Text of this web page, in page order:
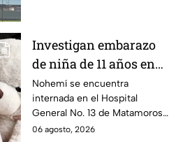
Investigan embarazo
de niña de 11 años en
Matamoros,
Tamaulipas; ¿qué pasó
con Nohemí?
Nohemí se encuentra
internada en el Hospital
General No. 13 de Matamoros
tras complicaciones por un
06 agosto, 2026